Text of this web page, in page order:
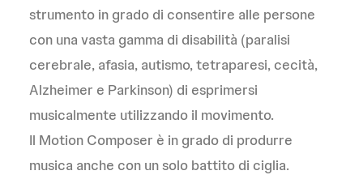
strumento in grado di consentire alle persone
con una vasta gamma di disabilità (paralisi
cerebrale, afasia, autismo, tetraparesi, cecità,
Alzheimer e Parkinson) di esprimersi
musicalmente utilizzando il movimento.
Il Motion Composer è in grado di produrre
musica anche con un solo battito di ciglia.